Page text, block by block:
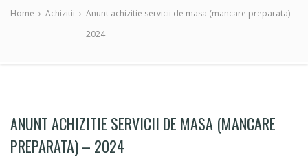
Home › Achizitii › Anunt achizitie servicii de masa (mancare preparata) –
2024
ANUNT ACHIZITIE SERVICII DE MASA (MANCARE
PREPARATA) – 2024